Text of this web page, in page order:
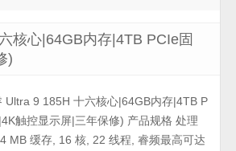
核心|64GB内存|4TB PCIe固
)
9 185H 十六核心|64GB内存|4TB P
触控显示屏|三年保修) 产品规格 处理
缓存, 16 核, 22 线程, 睿频最高可达